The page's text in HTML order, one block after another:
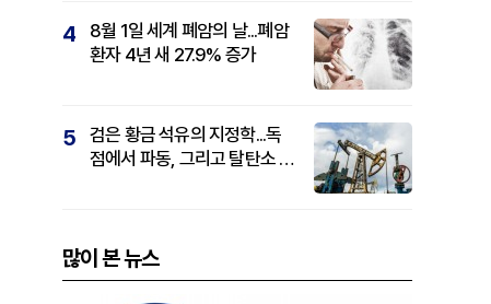
4
8월 1일 세계 폐암의 날...폐암
환자 4년 새 27.9% 증가
5
검은 황금 석유의 지정학...독
점에서 파동, 그리고 탈탄소 패
많이 본 뉴스